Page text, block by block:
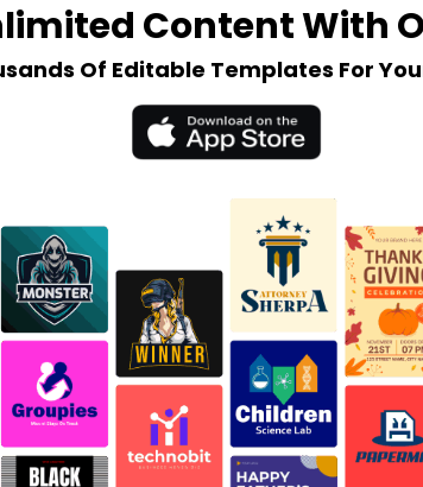
Content With
Of Editable Templates For